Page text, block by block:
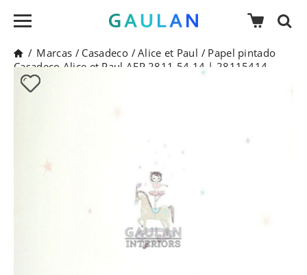
/ Marcas / Casadeco /Alice et Paul / Papel pintado
Casadeco Alice et Paul AEP 2811 54 14 | 28115414